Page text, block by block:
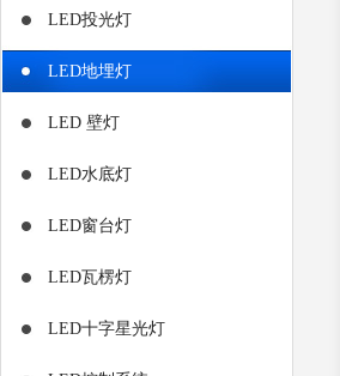
LED投光灯
LED地埋灯
LED 壁灯
LED水底灯
LED窗台灯
LED瓦楞灯
LED十字星光灯